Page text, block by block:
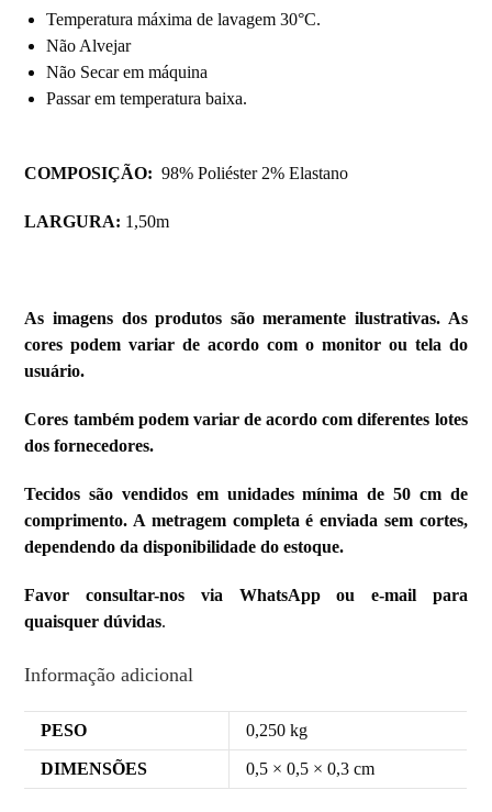
Temperatura máxima de lavagem 30°C.
Não Alvejar
Não Secar em máquina
Passar em temperatura baixa.
COMPOSIÇÃO: 98% Poliéster 2% Elastano
LARGURA: 1,50m
As imagens dos produtos são meramente ilustrativas. As
cores podem variar de acordo com o monitor ou tela do
usuário.
Cores também podem variar de acordo com diferentes lotes
dos fornecedores.
Tecidos são vendidos em unidades mínima de 50 cm de
comprimento. A metragem completa é enviada sem cortes,
dependendo da disponibilidade do estoque.
Favor consultar-nos via WhatsApp ou e-mail para
quaisquer dúvidas.
Informação adicional
PESO 0,250 kg
DIMENSÕES 0,5 × 0,5 × 0,3 cm